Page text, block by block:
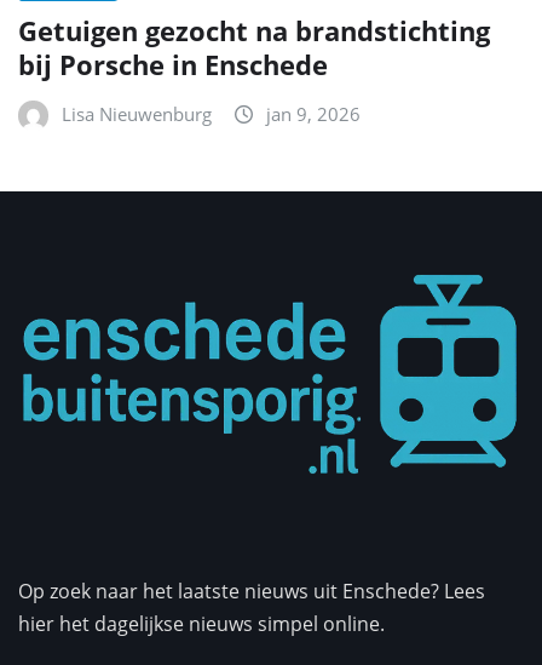
Getuigen gezocht na brandstichting
bij Porsche in Enschede
Lisa Nieuwenburg jan 9, 2026
Op zoek naar het laatste nieuws uit Enschede? Lees
hier het dagelijkse nieuws simpel online.